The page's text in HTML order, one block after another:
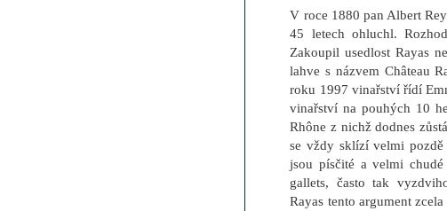
V roce 1880 pan Albert
45 letech ohluchl.
Zakoupil usedlost Rayas
lahve s názvem Château
roku 1997 vinařství řídí
vinařství na pouhých 10
Rhône z nichž dodnes
se vždy sklízí velmi pozdě
jsou písčité a velmi
gallets, často tak
Rayas tento argument